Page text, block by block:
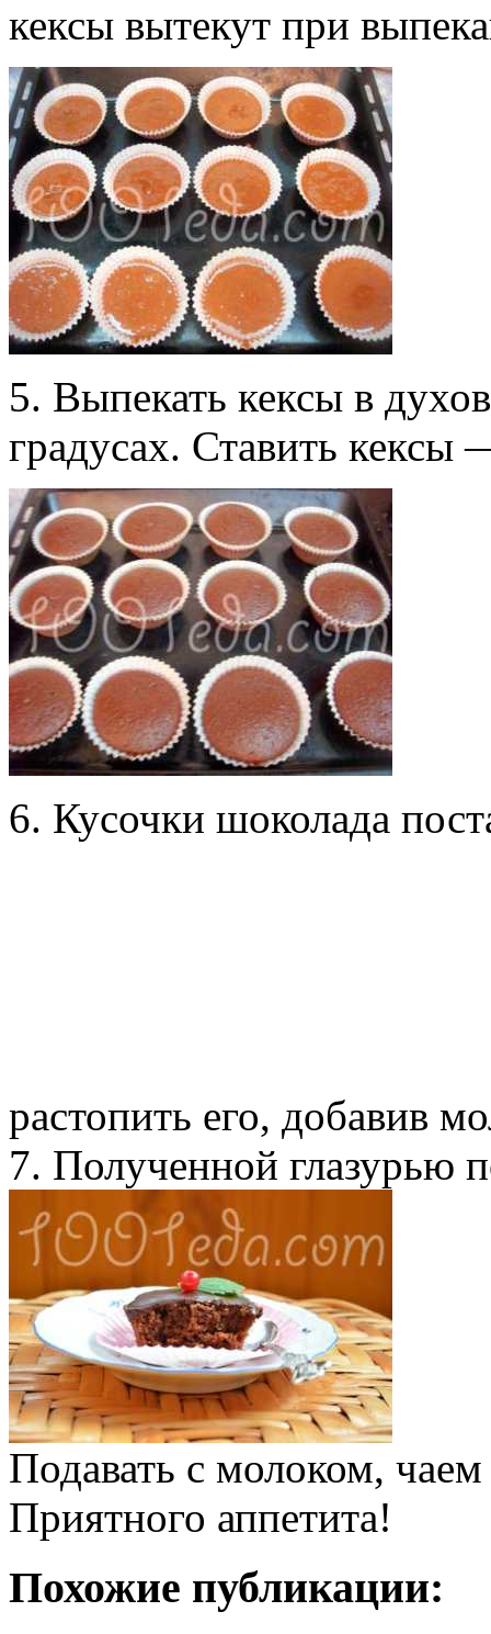
кексы вытекут при
5. Выпекать кексы в
градусах. Ставить кексы
6. Кусочки шоколада
растопить его, добавив
7. Полученной глазурью
Подавать с молоком,
Приятного аппетита!
Похожие публикации: